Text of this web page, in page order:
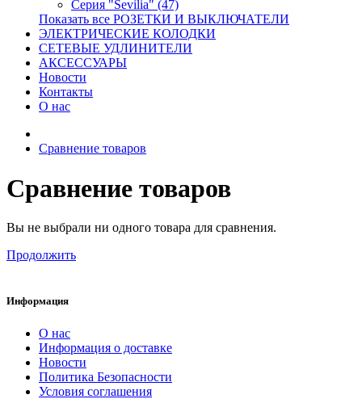
Серия "Sevilia" (47)
Показать все РОЗЕТКИ И ВЫКЛЮЧАТЕЛИ
ЭЛЕКТРИЧЕСКИЕ КОЛОДКИ
СЕТЕВЫЕ УДЛИНИТЕЛИ
АКСЕССУАРЫ
Новости
Контакты
О нас
Сравнение товаров
Сравнение товаров
Вы не выбрали ни одного товара для сравнения.
Продолжить
Информация
О нас
Информация о доставке
Новости
Политика Безопасности
Условия соглашения